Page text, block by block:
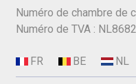
Numéro de chambre de
Numéro de TVA :